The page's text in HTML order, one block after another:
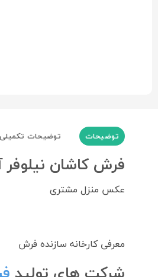
توضیحات توضیحات تکمیلی
فرش کاشان نیلوفر آبی۷۰۰
عکس منزل مشتری
معرفی کارخانه سازنده فرش